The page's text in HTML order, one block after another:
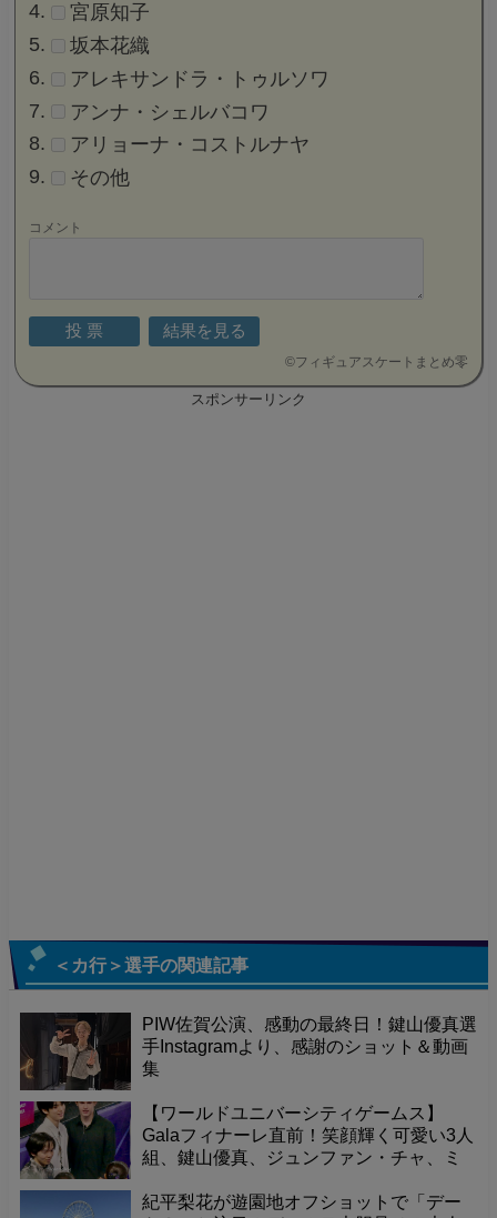
宮原知子
坂本花織
アレキサンドラ・トゥルソワ
アンナ・シェルバコワ
アリョーナ・コストルナヤ
その他
コメント
©フィギュアスケートまとめ零
スポンサーリンク
＜カ行＞選手の関連記事
PIW佐賀公演、感動の最終日！鍵山優真選
手Instagramより、感謝のショット＆動画
集
【ワールドユニバーシティゲームス】
Galaフィナーレ直前！笑顔輝く可愛い3人
組、鍵山優真、ジュンファン・チャ、ミ
バイ！
紀平梨花が遊園地オフショットで「デー